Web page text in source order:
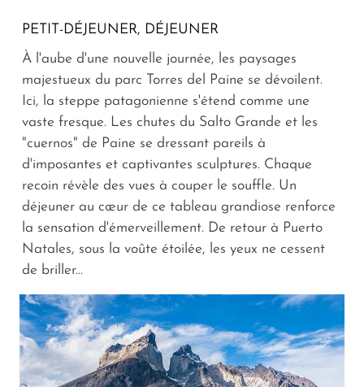
PETIT-DÉJEUNER, DÉJEUNER
À l'aube d'une nouvelle journée, les paysages
majestueux du parc Torres del Paine se dévoilent.
Ici, la steppe patagonienne s'étend comme une
vaste fresque. Les chutes du Salto Grande et les
"cuernos" de Paine se dressant pareils à
d'imposantes et captivantes sculptures. Chaque
recoin révèle des vues à couper le souffle. Un
déjeuner au cœur de ce tableau grandiose renforce
la sensation d'émerveillement. De retour à Puerto
Natales, sous la voûte étoilée, les yeux ne cessent
de briller...